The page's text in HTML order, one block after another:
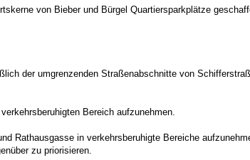
von Bieber und Bürgel Quartiersparkplätze
der umgrenzenden Straßenabschnitte von
Bereich aufzunehmen.
Rathausgasse in verkehrsberuhigte Bereiche
zu priorisieren.